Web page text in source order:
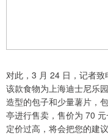
对此，3 月 24 日，记者致
该款食物为上海迪士尼乐
造型的包子和少量薯片，
亭进行售卖，售价为 70
定价过高，将会把您的建